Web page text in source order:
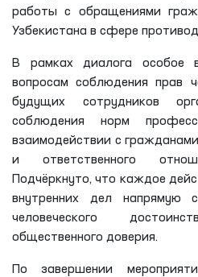
работы с обращениями
Узбекистана в сфере
В рамках диалога особое
вопросам соблюдения прав
будущих сотрудников
соблюдения норм
взаимодействии с
и ответственного
Подчёркнуто, что каждое
внутренних дел напрямую
человеческого
общественного доверия.
По завершении